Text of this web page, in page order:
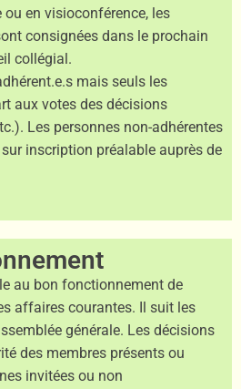
en visioconférence, les
consignées dans le prochain
collégial.
mais seuls les
aux votes des décisions
Les personnes non-adhérentes
inscription préalable auprès de
au bon fonctionnement de
affaires courantes. Il suit les
générale. Les décisions
des membres présents ou
invitées ou non